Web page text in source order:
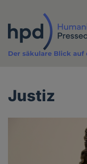
Inhalt
Der säkulare Blick auf
Justiz